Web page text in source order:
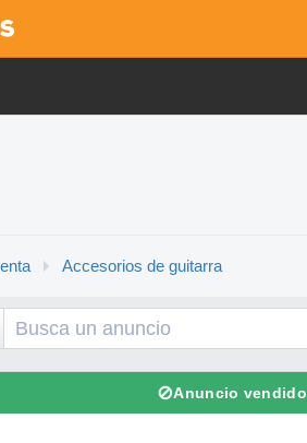
Accesorios de guitarra
⊘Anuncio vendido